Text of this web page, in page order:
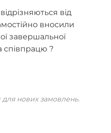
від
вносили
завершальної
співпрацю ?
для нових замовлень.